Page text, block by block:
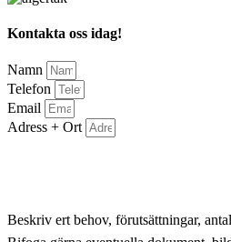
Kontakta oss idag!
Namn
Telefon
Email
Adress + Ort
Beskriv ert behov, förutsättningar,